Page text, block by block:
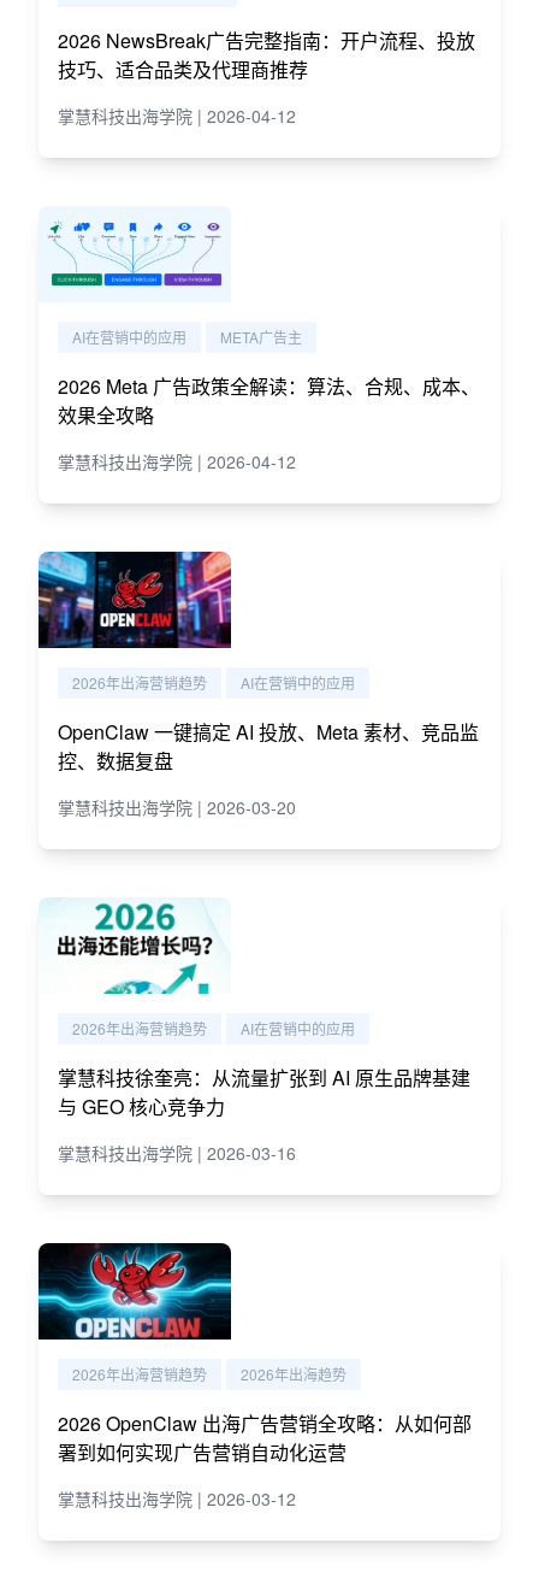
2026 NewsBreak广告完整指南：开户流程、投放
技巧、适合品类及代理商推荐
掌慧科技出海学院 | 2026-04-12
AI在营销中的应用 META广告主
2026 Meta 广告政策全解读：算法、合规、成本、
效果全攻略
掌慧科技出海学院 | 2026-04-12
2026年出海营销趋势 AI在营销中的应用
OpenClaw 一键搞定 AI 投放、Meta 素材、竞品监
控、数据复盘
掌慧科技出海学院 | 2026-03-20
2026年出海营销趋势 AI在营销中的应用
掌慧科技徐奎亮：从流量扩张到 AI 原生品牌基建
与 GEO 核心竞争力
掌慧科技出海学院 | 2026-03-16
2026年出海营销趋势 2026年出海趋势
2026 OpenClaw 出海广告营销全攻略：从如何部
署到如何实现广告营销自动化运营
掌慧科技出海学院 | 2026-03-12